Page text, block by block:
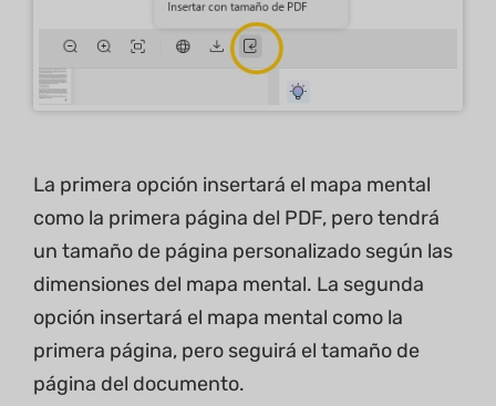
La primera opción insertará el mapa mental
como la primera página del PDF, pero tendrá
un tamaño de página personalizado según las
dimensiones del mapa mental. La segunda
opción insertará el mapa mental como la
primera página, pero seguirá el tamaño de
página del documento.